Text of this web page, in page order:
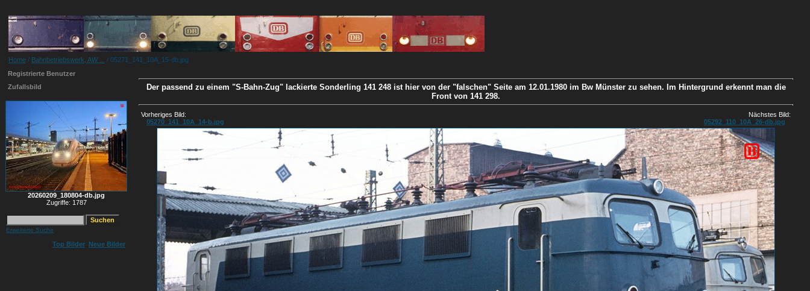
Home / Bahnbetriebswerk, AW ...
/ 05271_141_10A_15-db.jpg
Registrierte Benutzer
Zufallsbild
20260209_180804-db.jpg
Zugriffe: 1787
Erweiterte Suche
Top Bilder Neue Bilder
Der passend zu einem "S-Bahn-Zug" lackierte Sonderling 141 248 ist hier von der "falschen" Seite am 12.01.1980 im Bw Münster zu sehen. Im Hintergrund erkennt man die
Front von 141 298.
Vorheriges Bild:
05270_141_10A_14-b.jpg
Nächstes Bild:
05292_110_10A_26-db.jpg